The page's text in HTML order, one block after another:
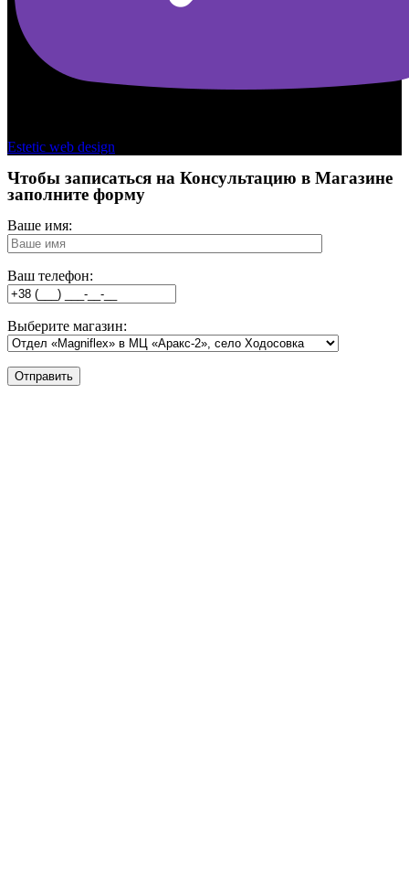
Estetic web design
Чтобы записаться на Консультацию в Магазине
заполните форму
Ваше имя:
Ваш телефон:
Выберите магазин: